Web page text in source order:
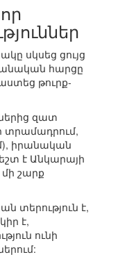
սկսեց ցույց
հարցը
թուրք-
զատ
տրամադրում,
իրանական
է Անկարայի
շարք
տերություն է,
է,
ունի